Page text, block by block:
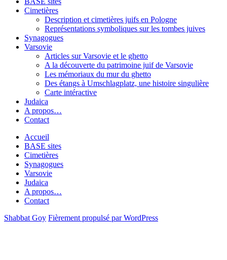
Cimetières
Description et cimetières juifs en Pologne
Représentations symboliques sur les tombes juives
Synagogues
Varsovie
Articles sur Varsovie et le ghetto
A la découverte du patrimoine juif de Varsovie
Les mémoriaux du mur du ghetto
Des étangs à Umschlagplatz, une histoire singulière
Carte intéractive
Judaica
A propos…
Contact
Accueil
BASE sites
Cimetières
Synagogues
Varsovie
Judaica
A propos…
Contact
Shabbat Goy Fièrement propulsé par WordPress